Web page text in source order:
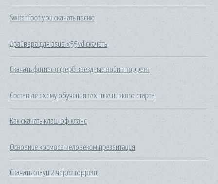
Switchfoot you скачать песню
Драйвера для asus x55vd скачать
Скачать фитнес и ферб звездные войны торрент
Составьте схему обучения технике низкого старта
Как скачать клаш оф кланс
Освоение космоса человеком презентация
Скачать спаун 2 через торрент